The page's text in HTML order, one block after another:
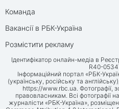
Команда
Вакансії в РБК-Україна
Розмістити рекламу
Ідентифікатор онлайн-медіа в
R40-
Інформаційний портал «РБК-
(українську, російську та
https://www.rbc.ua. Фотографії,
правовласникам. Всі фотографії
журналісти «РБК-Україна»,